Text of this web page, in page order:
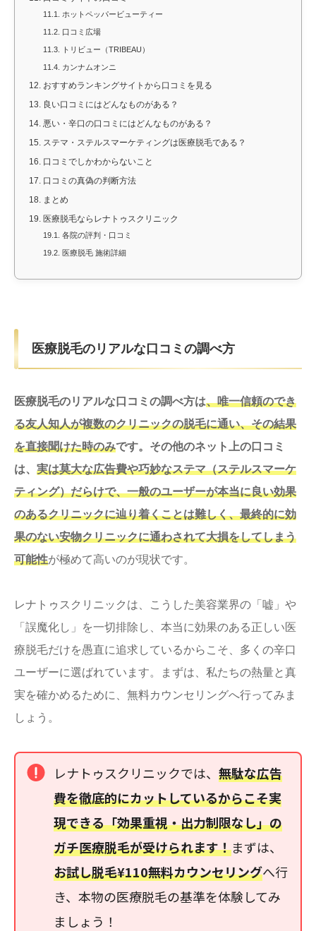
11.1. ホットペッパービューティー
11.2. 口コミ広場
11.3. トリビュー（TRIBEAU）
11.4. カンナムオンニ
12. おすすめランキングサイトから口コミを見る
13.
良い口コミにはどんなものがある？
14. 悪い・辛口の口コミにはどんなものがある？
15.
ステマ・ステルスマーケティングは医療脱毛である？
16. 口コミでしかわからないこと
17. 口コミの真偽の判断方法
18. まとめ
19. 医療脱毛ならレナトゥスクリニック
19.1. 各院の評判・口コミ
19.2. 医療脱毛 施術詳細
医療脱毛のリアルな口コミの調べ方
医療脱毛のリアルな口コミの調べ方は、唯一信頼のでき
る友人知人が複数のクリニックの脱毛に通い、その結果
を直接聞けた時のみです。その他のネット上の口コミ
は、 実は莫大な広告費や巧妙なステマ（ステルスマーケ
ティング）だらけで、一般のユーザーが本当に良い効果
のあるクリニックに辿り着くことは難しく、最終的に効
果のない安物クリニックに通わされて大損をしてしまう
可能性が極めて高いのが現状です。
レナトゥスクリニックは、こうした美容業界の「嘘」や
「誤魔化し」を一切排除し、本当に効果のある正しい医
療脱毛だけを愚直に追求しているからこそ、多くの辛口
ユーザーに選ばれています。まずは、私たちの熱量と真
実を確かめるために、無料カウンセリングへ行ってみま
しょう。
レナトゥスクリニックでは、 無駄な広告
費を徹底的にカットしているからこそ実
現できる「効果重視・出力制限なし」の
ガチ医療脱毛が受けられます！まずは、
お試し脱毛¥110無料カウンセリングへ行
き、本物の医療脱毛の基準を体験してみ
ましょう！